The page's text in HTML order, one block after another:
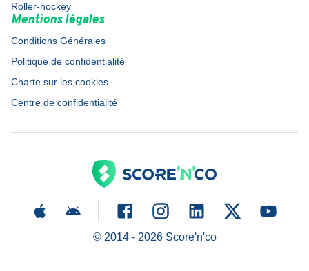
Roller-hockey
Mentions légales
Conditions Générales
Politique de confidentialité
Charte sur les cookies
Centre de confidentialité
© 2014 - 2026Score'n'co